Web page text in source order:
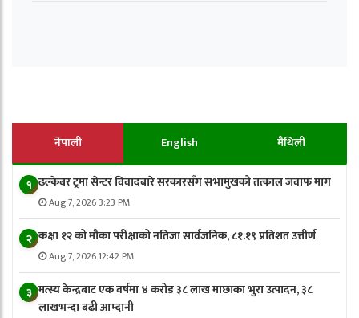
नेपाली English मैथिली
१ ढल्केबर ट्रमा सेन्टर विवादबारे सरकारसँग सभामुखको तत्काल जवाफ माग
Aug 7, 2026 3:23 PM
२ कक्षा १२ को मौका परीक्षाको नतिजा सार्वजनिक, ८१.१९ प्रतिशत उत्तीर्ण
Aug 7, 2026 12:42 PM
३ मत्स्य केन्द्रबाट एक वर्षमा ४ करोड ३८ लाख माछाका भुरा उत्पादन, ३८
लाखभन्दा बढी आम्दानी